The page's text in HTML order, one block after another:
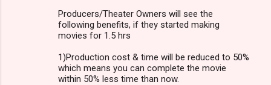
Producers/Theater Owners will see the
following benefits, if they started making
movies for 1.5 hrs
1)Production cost & time will be reduced to 50%
which means you can complete the movie
within 50% less time than now.